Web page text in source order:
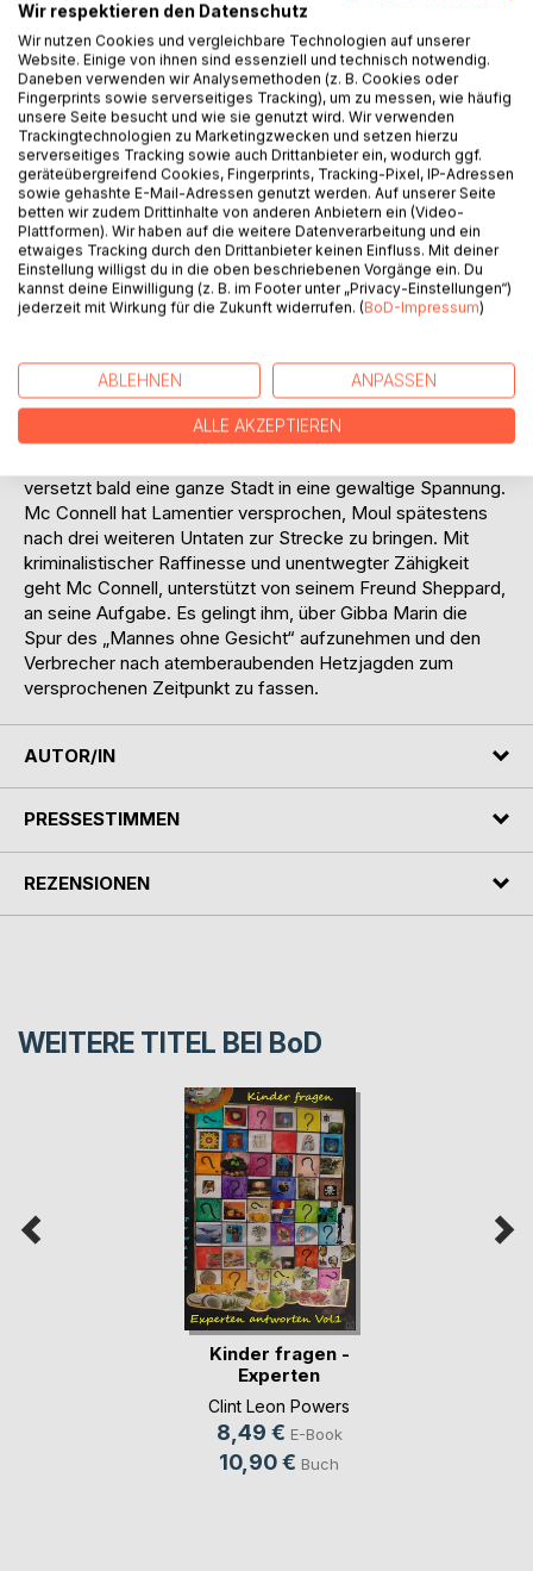
BESCHREIBUNG
Wer ist MOUL? Der „Mann ohne Gesicht“, behaupten allen
Ernstes die Überfallenen, denen sein Besuch meist eine
runde Millionensumme kostet. Ein Gentleman-Einbrecher
im Frackmantel, der mit Gaspatronen seine Opfer lähmt,
dann mit einer Tinktur die rechte Hand löst, damit sie den
Scheck ausfüllen können, den Moul von ihnen fordert. Alle
Bemühungen der Polizei, dem dreisten Burschen das
Handwerk zu legen, schlagen fehl, weil Gibba Marin, die
unter dem schweren Verdacht steht, Mouls Helferin zu
sein, verhaftet worden ist und vom Schwurgericht mangels
George Lamentier, der mächtigste Bankier von Paris, durch
die Presse dem „Mann ohne Gesicht“ den Kampf ansagen.
Dazu beruft der Finanzmann namhafte Detektive, unter
ihnen den berühmten Mc Connell aus London. Der Kampf
versetzt bald eine ganze Stadt in eine gewaltige Spannung.
Mc Connell hat Lamentier versprochen, Moul spätestens
nach drei weiteren Untaten zur Strecke zu bringen. Mit
kriminalistischer Raffinesse und unentwegter Zähigkeit
geht Mc Connell, unterstützt von seinem Freund Sheppard,
an seine Aufgabe. Es gelingt ihm, über Gibba Marin die
Spur des „Mannes ohne Gesicht“ aufzunehmen und den
Verbrecher nach atemberaubenden Hetzjagden zum
versprochenen Zeitpunkt zu fassen.
AUTOR/IN
PRESSESTIMMEN
REZENSIONEN
WEITERE TITEL BEI BoD
Kinder fragen -
Experten
antworten(...)
Clint Leon Powers
8,49 € E-Book
10,90 € Buch
Wir respektieren den Datenschutz
Wir nutzen Cookies und vergleichbare Technologien auf unserer
Website. Einige von ihnen sind essenziell und technisch notwendig.
Daneben verwenden wir Analysemethoden (z. B. Cookies oder
Fingerprints sowie serverseitiges Tracking), um zu messen, wie häufig
unsere Seite besucht und wie sie genutzt wird. Wir verwenden
Trackingtechnologien zu Marketingzwecken und setzen hierzu
serverseitiges Tracking sowie auch Drittanbieter ein, wodurch ggf.
geräteübergreifend Cookies, Fingerprints, Tracking-Pixel, IP-Adressen
sowie gehashte E-Mail-Adressen genutzt werden. Auf unserer Seite
betten wir zudem Drittinhalte von anderen Anbietern ein (Video-
Plattformen). Wir haben auf die weitere Datenverarbeitung und ein
etwaiges Tracking durch den Drittanbieter keinen Einfluss. Mit deiner
Einstellung willigst du in die oben beschriebenen Vorgänge ein. Du
kannst deine Einwilligung (z. B. im Footer unter „Privacy-Einstellungen“)
jederzeit mit Wirkung für die Zukunft widerrufen. (BoD-Impressum)
ABLEHNEN ANPASSEN
ALLE AKZEPTIEREN